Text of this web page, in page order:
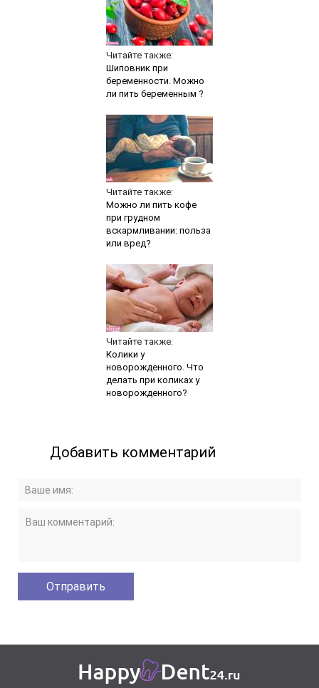
Читайте также:
Шиповник при
беременности. Можно
ли пить беременным ?
Читайте также:
Можно ли пить кофе
при грудном
вскармливании: польза
или вред?
Читайте также:
Колики у
новорожденного. Что
делать при коликах у
новорожденного?
Добавить комментарий